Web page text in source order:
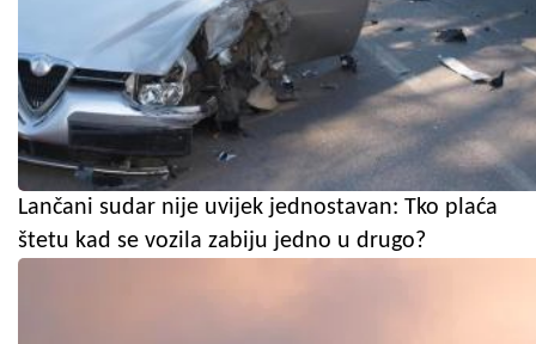
Lančani sudar nije uvijek jednostavan: Tko plaća
štetu kad se vozila zabiju jedno u drugo?